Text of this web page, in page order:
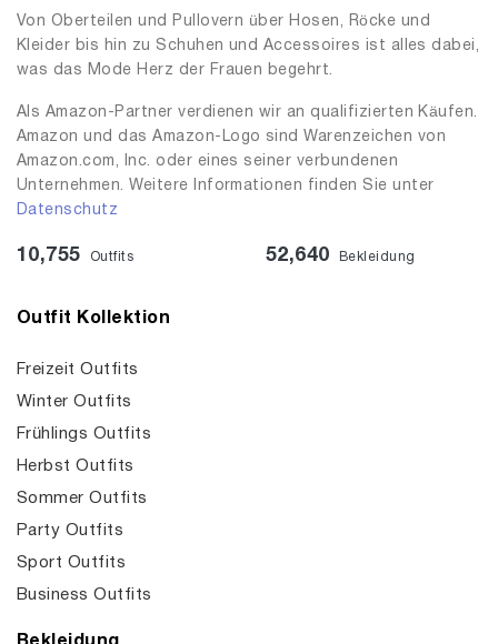
Von Oberteilen und Pullovern über Hosen, Röcke und
Kleider bis hin zu Schuhen und Accessoires ist alles dabei,
was das Mode Herz der Frauen begehrt.
Als Amazon-Partner verdienen wir an qualifizierten Käufen.
Amazon und das Amazon-Logo sind Warenzeichen von
Amazon.com, Inc. oder eines seiner verbundenen
Unternehmen. Weitere Informationen finden Sie unter
Datenschutz
10,755 Outfits 52,640 Bekleidung
Outfit Kollektion
Freizeit Outfits
Winter Outfits
Frühlings Outfits
Herbst Outfits
Sommer Outfits
Party Outfits
Sport Outfits
Business Outfits